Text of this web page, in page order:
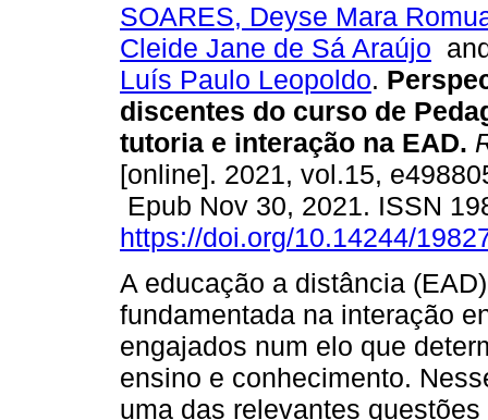
SOARES, Deyse Mara
Cleide Jane de Sá Araújo
Luís Paulo Leopoldo.
discentes do curso de
tutoria e interação na EAD.
[online]. 2021, vol.15,
Epub Nov 30, 2021. ISSN
https://doi.org/10.14244/
A educação a distância
fundamentada na interação
engajados num elo que
ensino e conhecimento.
uma das relevantes